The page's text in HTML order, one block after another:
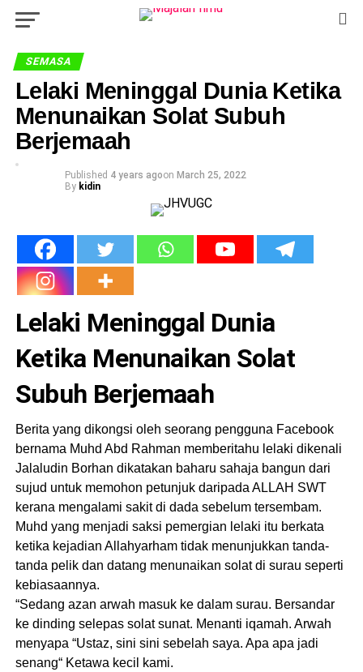
SEMASA
Lelaki Meninggal Dunia Ketika
Menunaikan Solat Subuh
Berjemaah
Published 4 years agoon March 25, 2022
By kidin
Lelaki Meninggal Dunia
Ketika Menunaikan Solat
Subuh Berjemaah
Berita yang dikongsi oleh seorang pengguna Facebook
bernama Muhd Abd Rahman memberitahu lelaki dikenali
Jalaludin Borhan dikatakan baharu sahaja bangun dari
sujud untuk memohon petunjuk daripada ALLAH SWT
kerana mengalami sakit di dada sebelum tersembam.
Muhd yang menjadi saksi pemergian lelaki itu berkata
ketika kejadian Allahyarham tidak menunjukkan tanda-
tanda pelik dan datang menunaikan solat di surau seperti
kebiasaannya.
“Sedang azan arwah masuk ke dalam surau. Bersandar
ke dinding selepas solat sunat. Menanti iqamah. Arwah
menyapa “Ustaz, sini sini sebelah saya. Apa apa jadi
senang“ Ketawa kecil kami.